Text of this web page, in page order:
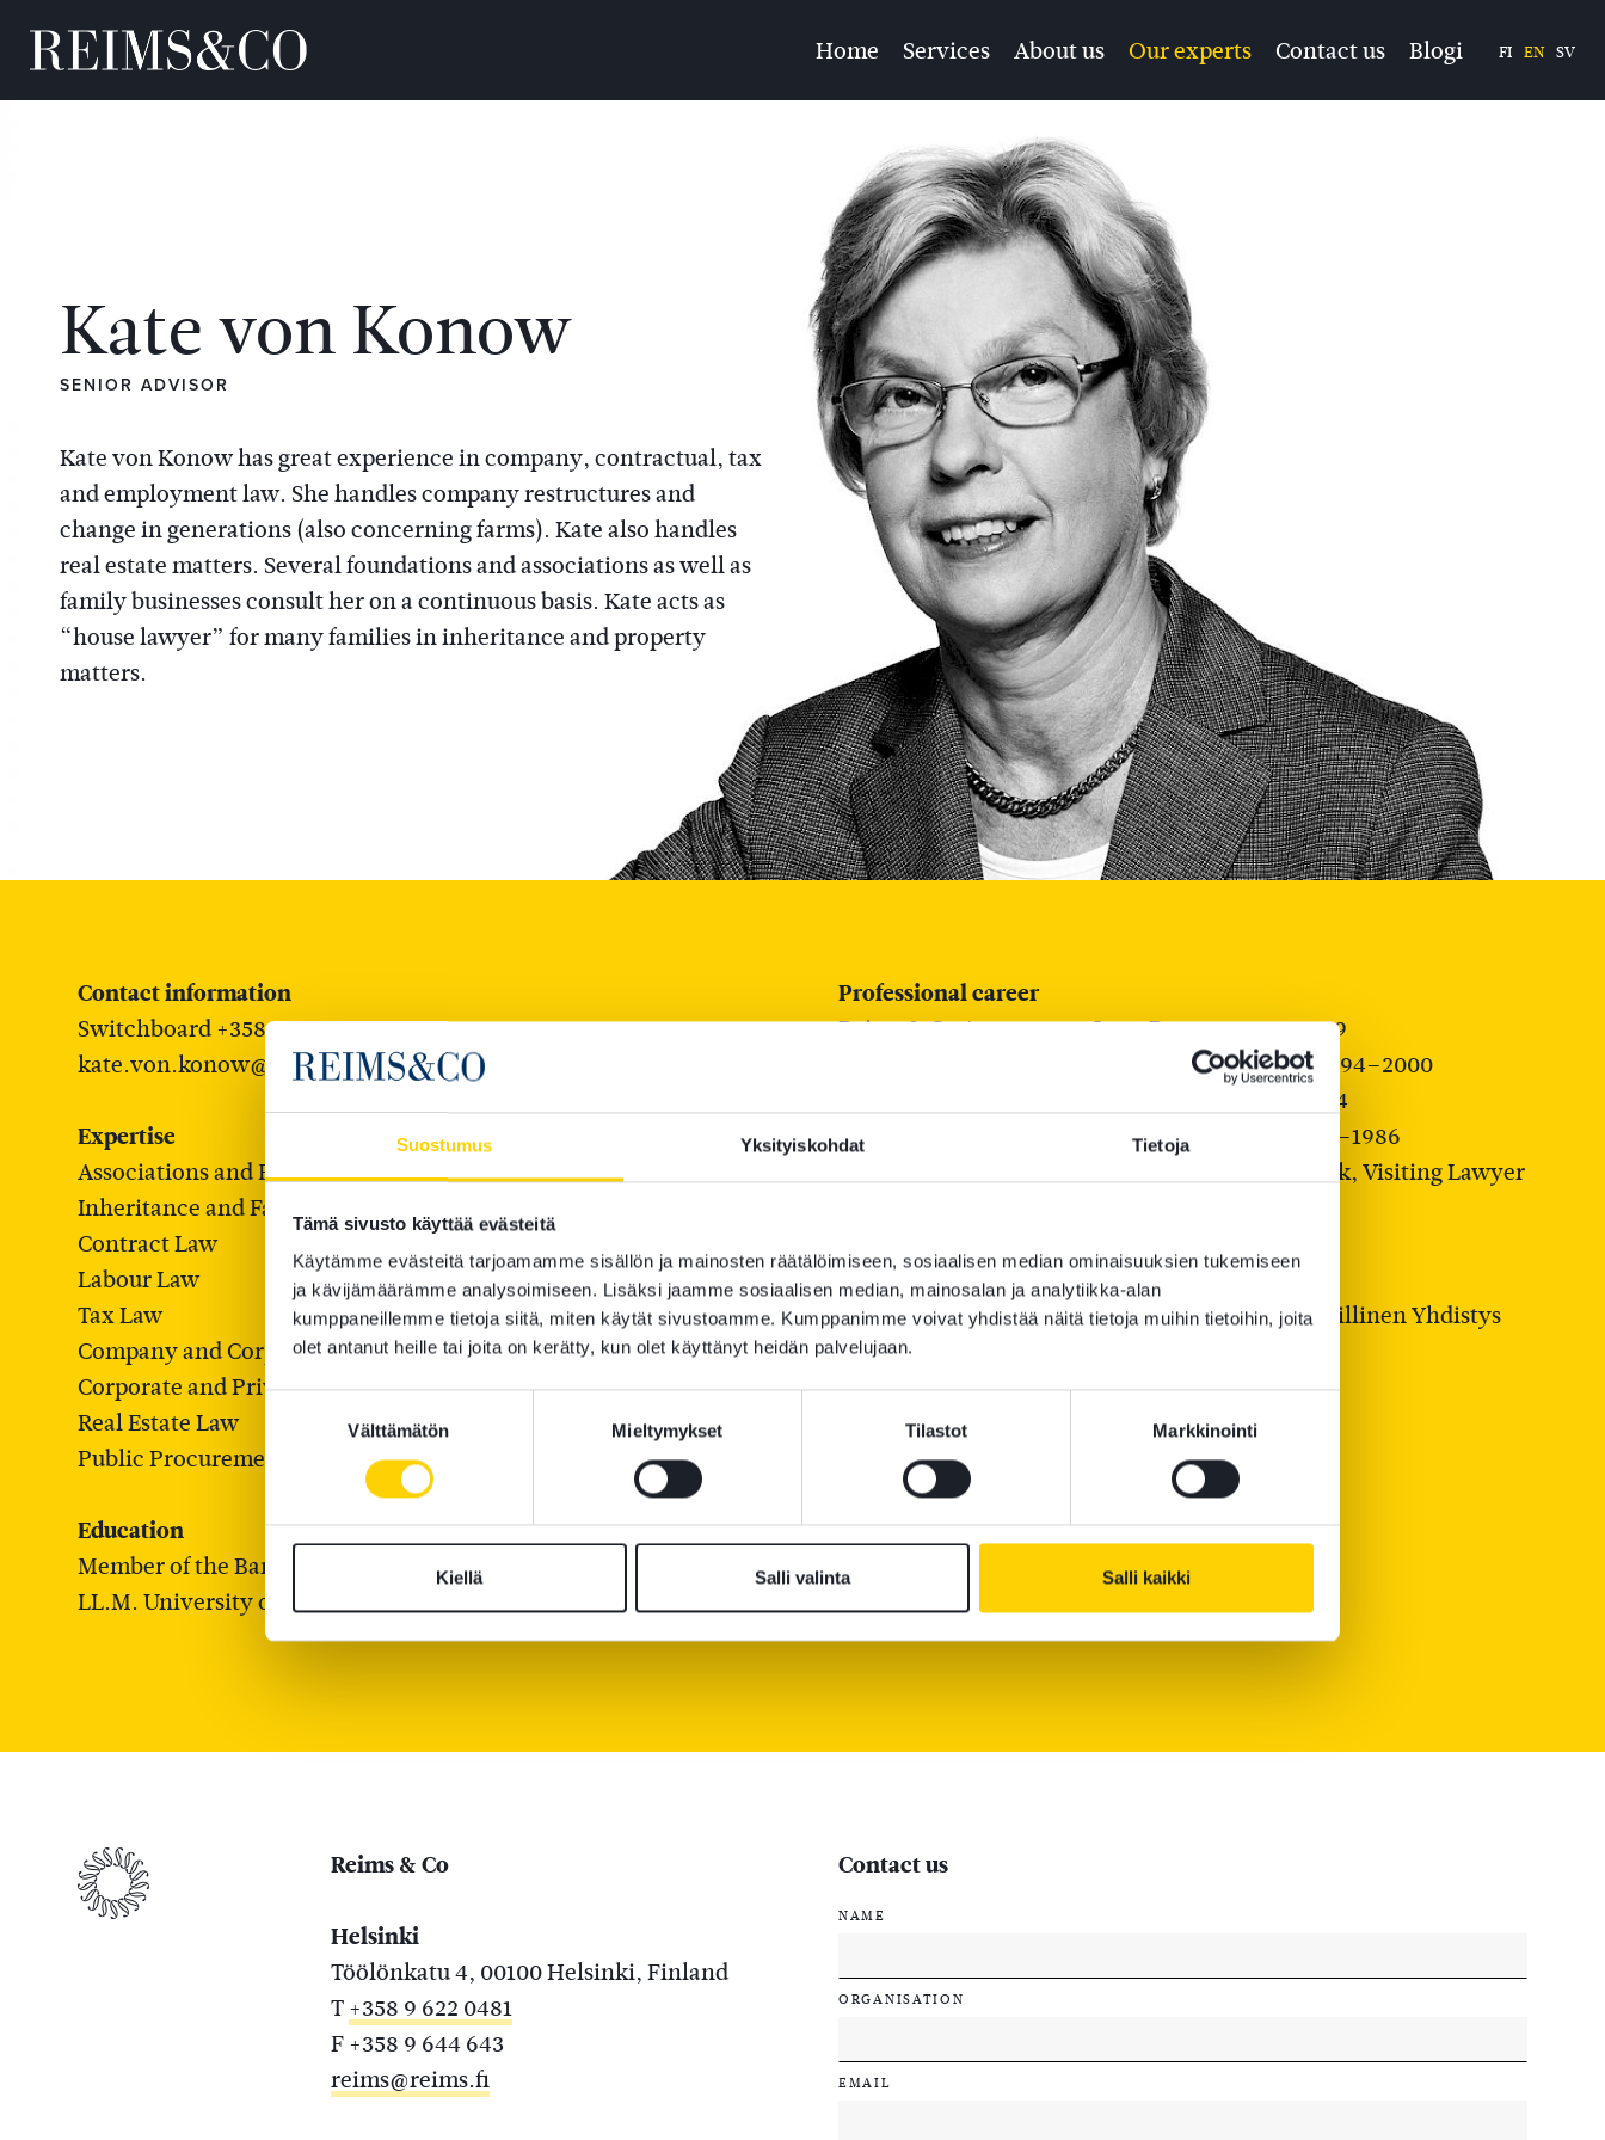
Suostumus Yksityiskohdat Tietoja
Tämä sivusto käyttää evästeitä
Käytämme evästeitä tarjoamamme sisällön ja mainosten räätälöimiseen, sosiaalisen median ominaisuuksien tukemiseen
ja kävijämäärämme analysoimiseen. Lisäksi jaamme sosiaalisen median, mainosalan ja analytiikka-alan
kumppaneillemme tietoja siitä, miten käytät sivustoamme. Kumppanimme voivat yhdistää näitä tietoja muihin tietoihin, joita
olet antanut heille tai joita on kerätty, kun olet käyttänyt heidän palvelujaan.
Välttämätön Mieltymykset Tilastot Markkinointi
Kiellä Salli valinta Salli kaikki
FI EN SV
Home Services About us Our experts Contact us Blogi
Kate von Konow
SENIOR ADVISOR
Kate von Konow has great experience in company, contractual, tax
and employment law. She handles company restructures and
change in generations (also concerning farms). Kate also handles
real estate matters. Several foundations and associations as well as
family businesses consult her on a continuous basis. Kate acts as
“house lawyer” for many families in inheritance and property
matters.
Contact information
Switchboard +358 9 6220 481
kate.von.konow@reims.fi
Expertise
Associations and Foundations
Inheritance and Family Law
Contract Law
Labour Law
Tax Law
Company and Corporate Law
Corporate and Private Property Transactions
Real Estate Law
Public Procurement Law
Education
Member of the Bar 1985
LL.M. University of Helsinki 1979
Professional career
Reims & Co Attorneys at Law, Partner 2000–2019
von Konow & Rehn Attorneys at Law, Partner 1994–2000
von Konow Attorneys at Law, Partner 1986–1994
Accounting Firm von Konow & Co, Partner 1979–1986
Winthrop, Stimson, Putnam & Roberts, New York, Visiting Lawyer
Memberships
Juridiska föreningen i Finland – Suomen Lainopillinen Yhdistys
Languages
Swedish
Finnish
English
Reims & Co
Helsinki
Töölönkatu 4, 00100 Helsinki, Finland
T+358 9 622 0481
F +358 9 644 643
reims@reims.fi
Contact us
NAME
ORGANISATION
EMAIL